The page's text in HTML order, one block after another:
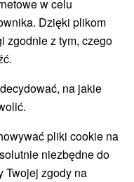
w celu
Dzięki plikom
zgodnie z tym, czego
na jakie
pliki cookie na
niezbędne do
Twojej zgody na